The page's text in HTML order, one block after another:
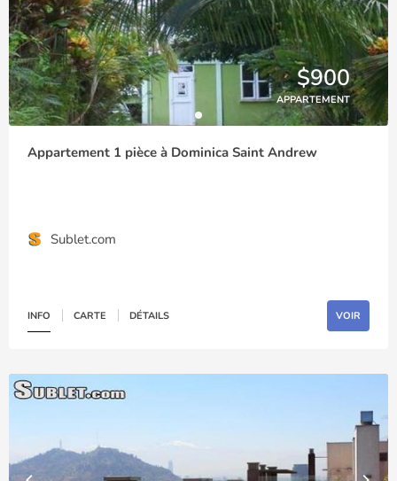
$900
APPARTEMENT
Appartement 1 pièce à Dominica Saint Andrew
Sublet.com
INFO CARTE DÉTAILS VOIR